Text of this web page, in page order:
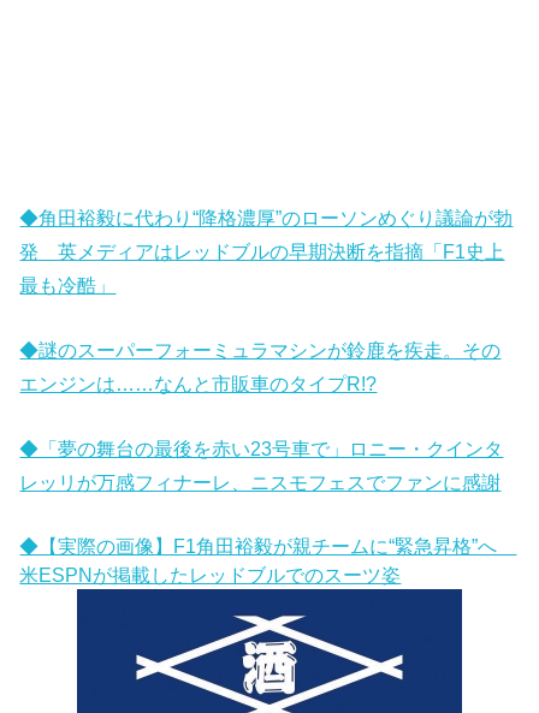
◆角田裕毅に代わり“降格濃厚”のローソンめぐり議論が勃
発 英メディアはレッドブルの早期決断を指摘「F1史上
最も冷酷」
◆謎のスーパーフォーミュラマシンが鈴鹿を疾走。その
エンジンは……なんと市販車のタイプR!?
◆「夢の舞台の最後を赤い23号車で」ロニー・クインタ
レッリが万感フィナーレ、ニスモフェスでファンに感謝
◆【実際の画像】F1角田裕毅が親チームに“緊急昇格”へ
米ESPNが掲載したレッドブルでのスーツ姿